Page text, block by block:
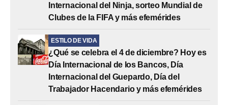
Internacional del Ninja, sorteo Mundial de
Clubes de la FIFA y más efemérides
ESTILO DE VIDA
¿Qué se celebra el 4 de diciembre? Hoy es
Día Internacional de los Bancos, Día
Internacional del Guepardo, Día del
Trabajador Hacendario y más efemérides